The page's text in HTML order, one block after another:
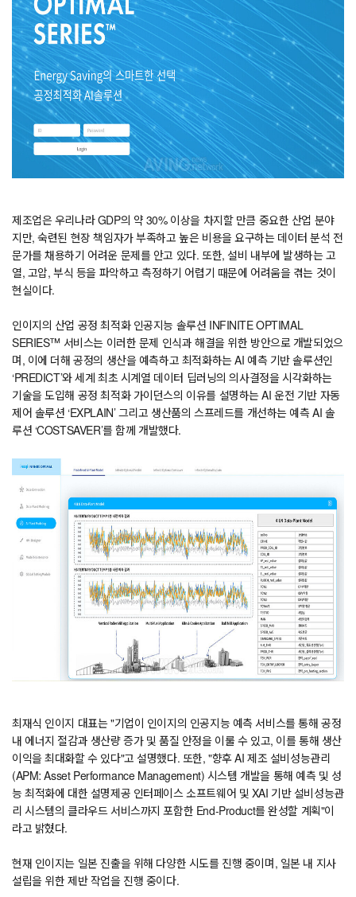
제조업은 우리나라 GDP의 약 30% 이상을 차지할 만큼 중요한 산업 분야
지만, 숙련된 현장 책임자가 부족하고 높은 비용을 요구하는 데이터 분석 전
문가를 채용하기 어려운 문제를 안고 있다. 또한, 설비 내부에 발생하는 고
열, 고압, 부식 등을 파악하고 측정하기 어렵기 때문에 어려움을 겪는 것이
현실이다.
인이지의 산업 공정 최적화 인공지능 솔루션 INFINITE OPTIMAL
SERIES™ 서비스는 이러한 문제 인식과 해결을 위한 방안으로 개발되었으
며, 이에 더해 공정의 생산을 예측하고 최적화하는 AI 예측 기반 솔루션인
‘PREDICT’와 세계 최초 시계열 데이터 딥러닝의 의사결정을 시각화하는
기술을 도입해 공정 최적화 가이던스의 이유를 설명하는 AI 운전 기반 자동
제어 솔루션 ‘EXPLAIN’ 그리고 생산품의 스프레드를 개선하는 예측 AI 솔
루션 ‘COSTSAVER’를 함께 개발했다.
최재식 인이지 대표는 "기업이 인이지의 인공지능 예측 서비스를 통해 공정
내 에너지 절감과 생산량 증가 및 품질 안정을 이룰 수 있고, 이를 통해 생산
이익을 최대화할 수 있다"고 설명했다. 또한, "향후 AI 제조 설비성능관리
(APM: Asset Performance Management) 시스템 개발을 통해 예측 및 성
능 최적화에 대한 설명제공 인터페이스 소프트웨어 및 XAI 기반 설비성능관
리 시스템의 클라우드 서비스까지 포함한 End-Product를 완성할 계획"이
라고 밝혔다.
현재 인이지는 일본 진출을 위해 다양한 시도를 진행 중이며, 일본 내 지사
설립을 위한 제반 작업을 진행 중이다.